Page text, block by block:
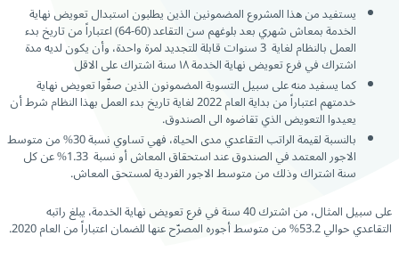
يستفيد من هذا المشروع المضمونين الذين يطلبون استبدال تعويض نهاية
الخدمة بمعاش شهري بعد بلوغهم سن التقاعد (60-64) اعتباراً من تاريخ بدء
العمل بالنظام لغاية 3 سنوات قابلة للتجديد لمرة واحدة، وأن يكون لديه مدة
اشتراك في فرع تعويض نهاية الخدمة ١٨ سنة اشتراك على الاقل
كما يسفيد منه على سبيل التسوية المضمونون الذين صفّوا تعويض نهاية
خدمتهم اعتباراً من بداية العام 2022 لغاية تاريخ بدء العمل بهذا النظام شرط أن
يعيدوا التعويض الذي تقاضوه الى الصندوق.
بالنسبة لقيمة الراتب التقاعدي مدى الحياة، فهي تساوي نسبة 30% من متوسط
الاجور المعتمد في الصندوق عند استحقاق المعاش أو نسبة 1.33% عن كل
سنة اشتراك وذلك من متوسط الاجور الفردية لمستحق المعاش.
على سبيل المثال، من اشترك 40 سنة في فرع تعويض نهاية الخدمة، يبلغ راتبه
التقاعدي حوالي 53.2% من متوسط أجوره المصرّح عنها للضمان اعتباراً من العام 2020.